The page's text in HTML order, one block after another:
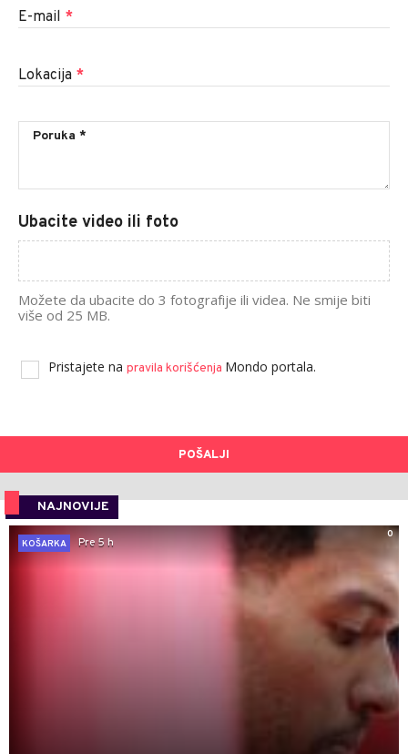
E-mail *
Lokacija *
Ubacite video ili foto
Možete da ubacite do 3 fotografije ili videa. Ne smije biti
više od 25 MB.
Pristajete na pravila korišćenja Mondo portala.
POŠALJI
NAJNOVIJE
0
KOŠARKA
Pre 5 h